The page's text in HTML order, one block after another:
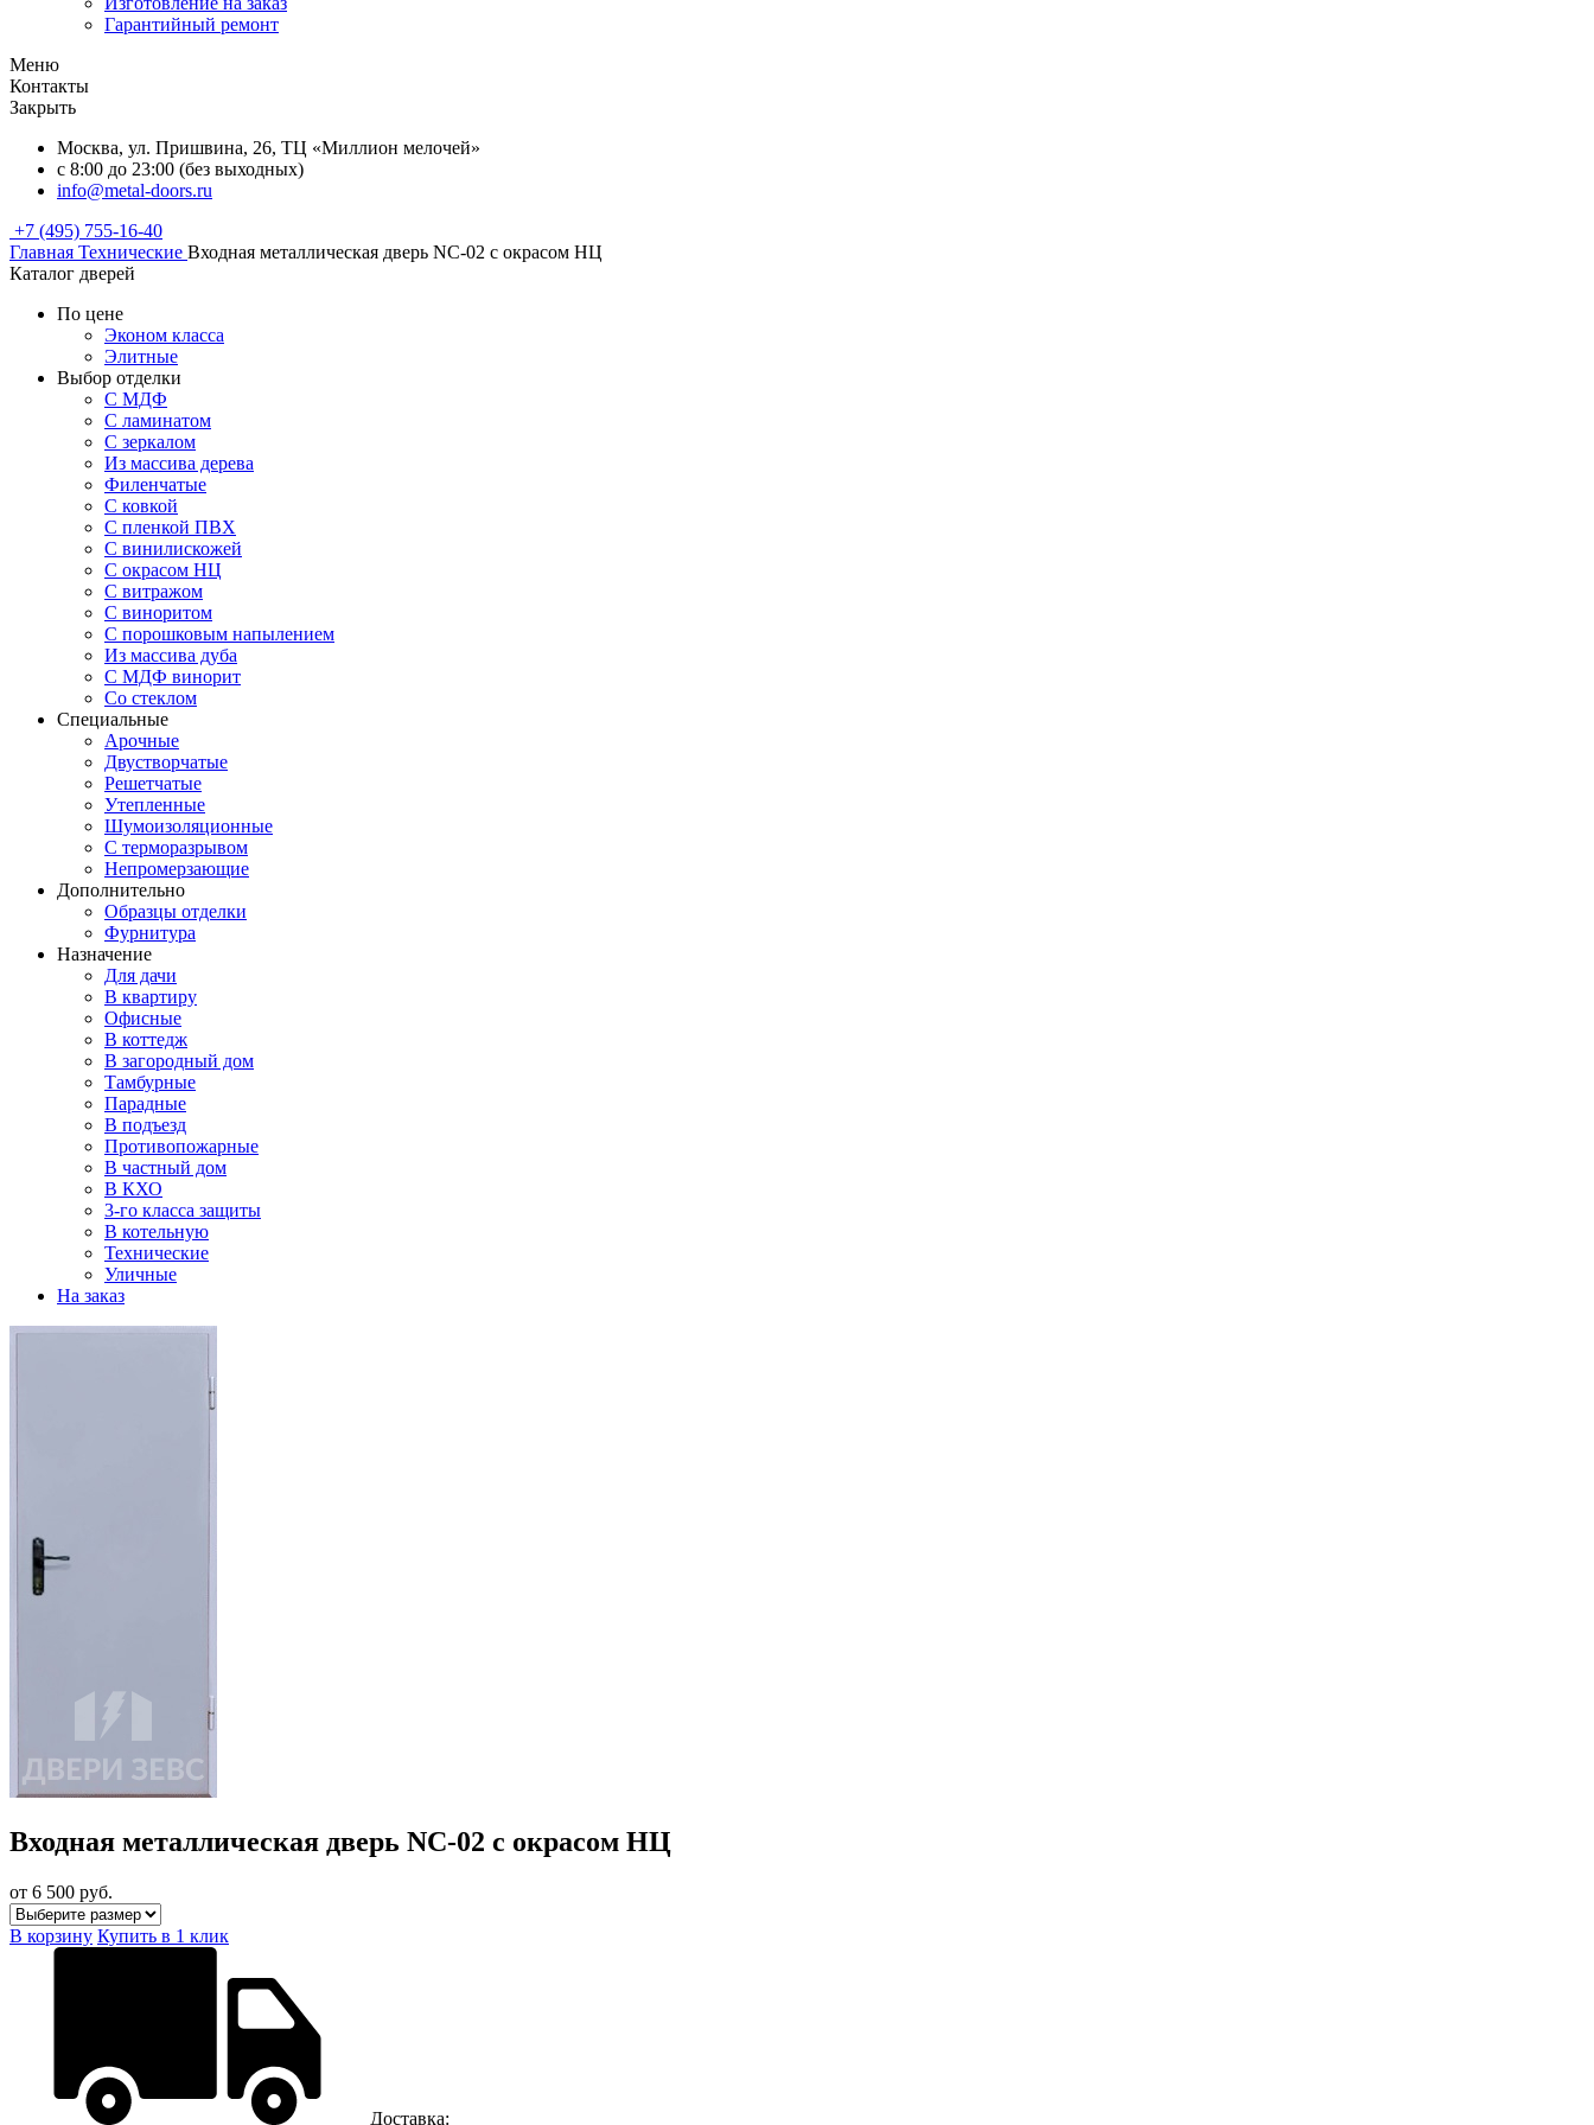
Гарантийный ремонт
Меню
Контакты
Закрыть
Москва, ул. Пришвина, 26, ТЦ «Миллион мелочей»
с 8:00 до 23:00 (без выходных)
info@metal-doors.ru
+7 (495) 755-16-40
Главная Технические Входная металлическая дверь NC-02 с окрасом НЦ
Каталог дверей
По цене
Эконом класса
Элитные
Выбор отделки
С МДФ
С ламинатом
С зеркалом
Из массива дерева
Филенчатые
С ковкой
С пленкой ПВХ
С винилискожей
С окрасом НЦ
С витражом
С виноритом
С порошковым напылением
Из массива дуба
С МДФ винорит
Со стеклом
Специальные
Арочные
Двустворчатые
Решетчатые
Утепленные
Шумоизоляционные
С терморазрывом
Непромерзающие
Дополнительно
Образцы отделки
Фурнитура
Назначение
Для дачи
В квартиру
Офисные
В коттедж
В загородный дом
Тамбурные
Парадные
В подъезд
Противопожарные
В частный дом
В КХО
3-го класса защиты
В котельную
Технические
Уличные
На заказ
Входная металлическая дверь NC-02 с окрасом НЦ
от 6 500 руб.
В корзину Купить в 1 клик
Доставка: